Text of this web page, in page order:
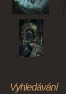
Vyhledávání